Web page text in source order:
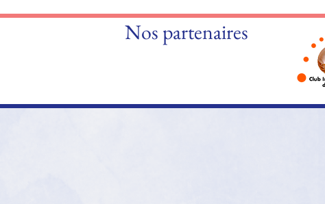
Nos partenaires